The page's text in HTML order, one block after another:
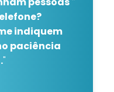
indiquem
paciência
"